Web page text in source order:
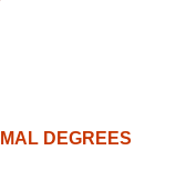
DEGREES